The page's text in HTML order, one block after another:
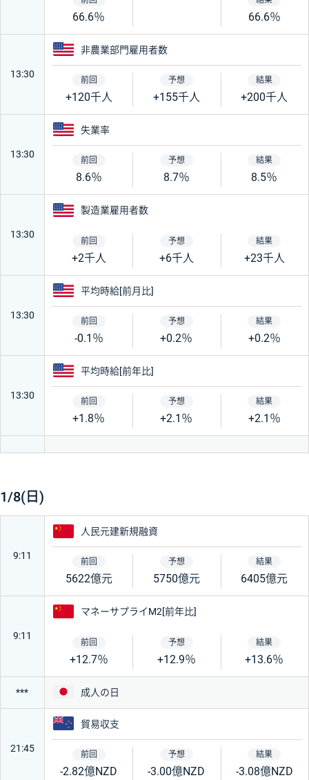
66.6％ 66.6％
13:30
アメリカ
非農業部門雇用者数
+120千人 +155千人 +200千人
13:30
アメリカ
失業率
8.6％ 8.7％ 8.5％
13:30
アメリカ
製造業雇用者数
+2千人 +6千人 +23千人
13:30
アメリカ
平均時給[前月比]
-0.1％ +0.2％ +0.2％
13:30
アメリカ
平均時給[前年比]
+1.8％ +2.1％ +2.1％
1/8(日)
9:11
中国
人民元建新規融資
5622億元 5750億元 6405億元
9:11
中国
マネーサプライM2[前年比]
+12.7％ +12.9％ +13.6％
*** 日本
成人の日
21:45
ニュージーランド
貿易収支
-2.82億NZD -3.00億NZD -3.08億NZD